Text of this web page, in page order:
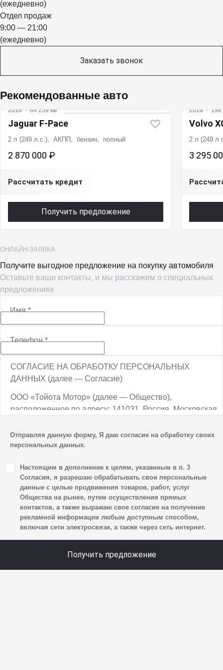
(ежедневно)
Отдел продаж
9:00 — 21:00
(ежедневно)
Заказать звонок
Рекомендованные авто
2018 · 84 259 км
Jaguar F-Pace
2 л (249 л.с.), АКПП, бензин, полный
2 870 000 ₽
Рассчитать кредит
Получить предложение
2018 ·
Volvo
2 л (249
3 295
ОНЛАЙН-ЗАЯВКА
Получите выгодное предложение на покупку автомобиля
Оставьте ваши контакты, и мы расскажем о специальных
предложениях
Имя*
Телефон*
СОГЛАСИЕ НА ОБРАБОТКУ ПЕРСОНАЛЬНЫХ
ДАННЫХ (далее — Согласие)
ООО «Тойота Мотор» (далее — Общество),
расположенное по адресу: 141031, Россия, Московская
ТПЗ «Алтуфьево», вл. 5, стр. 1, является оператором
персональных данных.
1. Настоящим я даю согласие Обществу на обработку
своих персональных данных, а именно: имени, отчества,
фамилии, контактных данных (включая номер телефона
и адрес электронной почты), адреса, сведений
о впечатлениях, интересах, предпочтениях
к автомобилю(-ям) и товарам/услугам, IP-адреса,
сайта, уникального идентификатора посетителя сайта,
предпочтительного времени и способа для контакта,
Отправляя данную форму, Я даю согласие на обработку своих
персональных данных.
Настоящим в дополнение к целям, указанным в п. 3
Согласия, я разрешаю обрабатывать свои персональные
данные с целью продвижения товаров, работ, услуг
Общества на рынке, путем осуществления прямых
контактов, а также выражаю свое согласие на получение
рекламной информации любым доступным способом,
включая сети электросвязи, а также через сеть интернет.
Получить предложение